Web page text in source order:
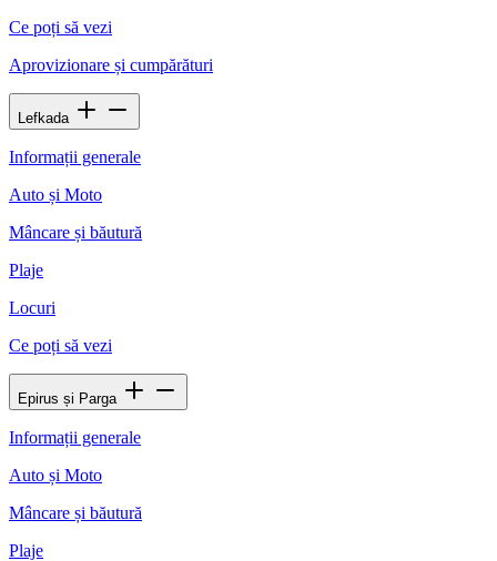
Ce poți să vezi
Aprovizionare și cumpărături
Lefkada
Informații generale
Auto și Moto
Mâncare și băutură
Plaje
Locuri
Ce poți să vezi
Epirus și Parga
Informații generale
Auto și Moto
Mâncare și băutură
Plaje